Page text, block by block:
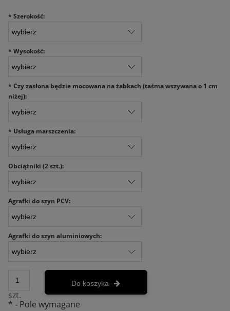
* Szerokość:
* Wysokość:
* Czy zasłona będzie mocowana na żabkach (taśma wszywana o 1 cm
niżej):
* Usługa marszczenia:
Obciążniki (2 szt.):
Agrafki do szyn PCV:
Agrafki do szyn aluminiowych:
szt.
Do koszyka
* - Pole wymagane